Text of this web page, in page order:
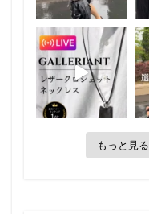
もっと見る